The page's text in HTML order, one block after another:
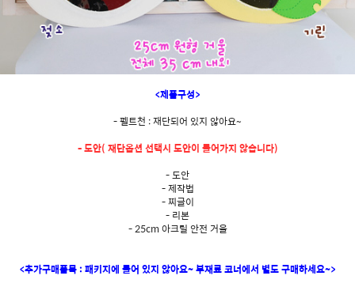
<제품구성>
- 펠트천 : 재단되어 있지 않아요~
- 도안( 재단옵션 선택시 도안이 들어가지 않습니다)
- 도안
- 제작법
- 찌글이
- 리본
- 25cm 아크릴 안전 거울
<추가구매품목 : 패키지에 들어 있지 않아요~ 부재료 코너에서 별도 구매하세요~>